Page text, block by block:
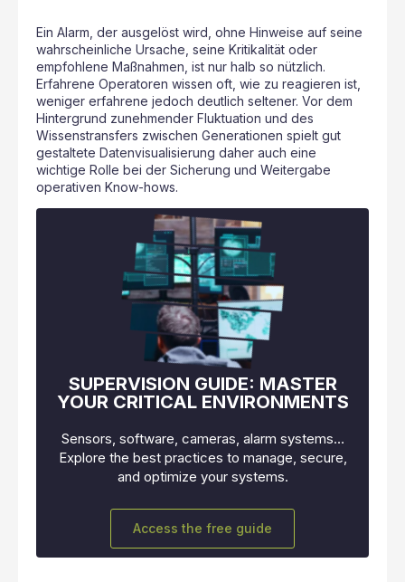
Ein Alarm, der ausgelöst wird, ohne Hinweise auf seine
wahrscheinliche Ursache, seine Kritikalität oder
empfohlene Maßnahmen, ist nur halb so nützlich.
Erfahrene Operatoren wissen oft, wie zu reagieren ist,
weniger erfahrene jedoch deutlich seltener. Vor dem
Hintergrund zunehmender Fluktuation und des
Wissenstransfers zwischen Generationen spielt gut
gestaltete Datenvisualisierung daher auch eine
wichtige Rolle bei der Sicherung und Weitergabe
operativen Know-hows.
SUPERVISION GUIDE: MASTER
YOUR CRITICAL ENVIRONMENTS
Sensors, software, cameras, alarm systems…
Explore the best practices to manage, secure,
and optimize your systems.
Access the free guide